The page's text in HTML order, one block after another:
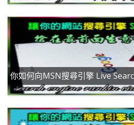
你如何向MSN搜尋引擎 Live